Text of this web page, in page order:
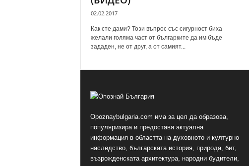
02.02.2017
Как сте дами? Този въпрос със сигурност биха
желали голяма част от българките да им бъде
зададен, не от друг, а от самият...
Opoznaybulgaria.com има за цел да образова,
популяризира и предоставя актуална
информация в областта на духовното и културно
наследство, българската история, природа, бит,
възрожденската архитектура, народни будители,